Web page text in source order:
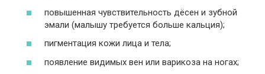
повышенная чувствительность дёсен и зубной
эмали (малышу требуется больше кальция);
пигментация кожи лица и тела;
появление видимых вен или варикоза на ногах;